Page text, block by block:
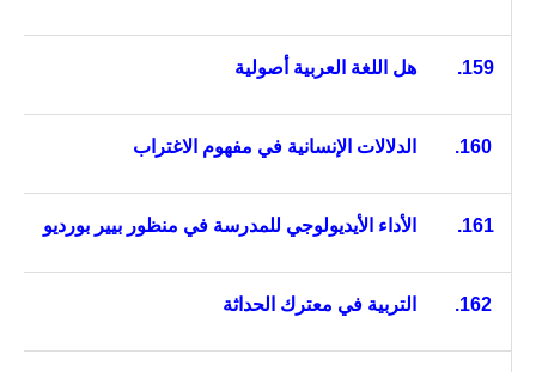
159. هل اللغة العربية أصولية
160. الدلالات الإنسانية في مفهوم الاغتراب
161. الأداء الأيديولوجي للمدرسة في منظور بيير بورديو
162. التربية في معترك الحداثة